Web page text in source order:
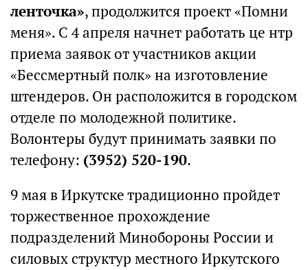
ленточка», продолжится проект «Помни
меня». С 4 апреля начнет работать це нтр
приема заявок от участников акции
«Бессмертный полк» на изготовление
штендеров. Он расположится в городском
отделе по молодежной политике.
Волонтеры будут принимать заявки по
телефону: (3952) 520-190.
9 мая в Иркутске традиционно пройдет
торжественное прохождение
подразделений Минобороны России и
силовых структур местного Иркутского